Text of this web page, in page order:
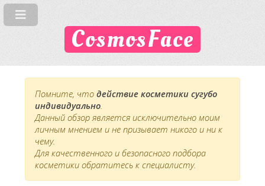
CosmosFace
Помните, что действие косметики сугубо
индивидуально.
Данный обзор является исключительно моим
личным мнением и не призывает никого и ни к
чему.
Для качественного и безопасного подбора
косметики обратитесь к специалисту.